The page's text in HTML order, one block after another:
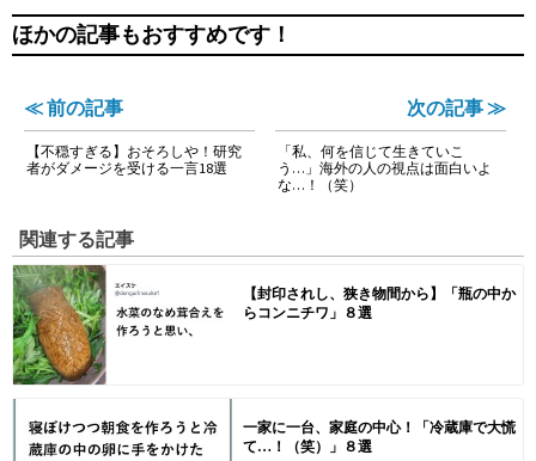
ほかの記事もおすすめです！
≪ 前の記事
【不穏すぎる】おそろしや！研究
者がダメージを受ける一言18選
次の記事 ≫
「私、何を信じて生きていこ
う…」海外の人の視点は面白いよ
な…！（笑）
関連する記事
【封印されし、狭き物間から】「瓶の中か
らコンニチワ」８選
一家に一台、家庭の中心！「冷蔵庫で大慌
て…！（笑）」８選